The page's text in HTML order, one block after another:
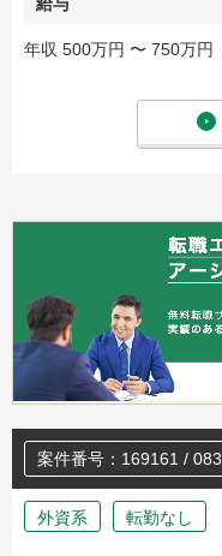
年収 500万円 〜 750万円
案件番号：169161 / 083
外資系 転勤なし